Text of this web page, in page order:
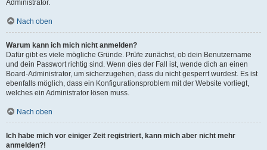
Administrator.
Nach oben
Warum kann ich mich nicht anmelden?
Dafür gibt es viele mögliche Gründe. Prüfe zunächst, ob dein Benutzername
und dein Passwort richtig sind. Wenn dies der Fall ist, wende dich an einen
Board-Administrator, um sicherzugehen, dass du nicht gesperrt wurdest. Es ist
ebenfalls möglich, dass ein Konfigurationsproblem mit der Website vorliegt,
welches ein Administrator lösen muss.
Nach oben
Ich habe mich vor einiger Zeit registriert, kann mich aber nicht mehr
anmelden?!